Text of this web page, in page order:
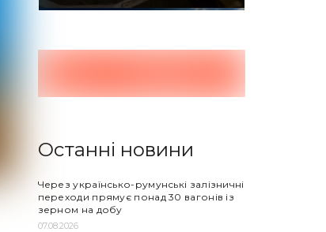
Останні новини
Через українсько-румунські залізничні
переходи прямує понад 30 вагонів із
зерном на добу
07.08.2026